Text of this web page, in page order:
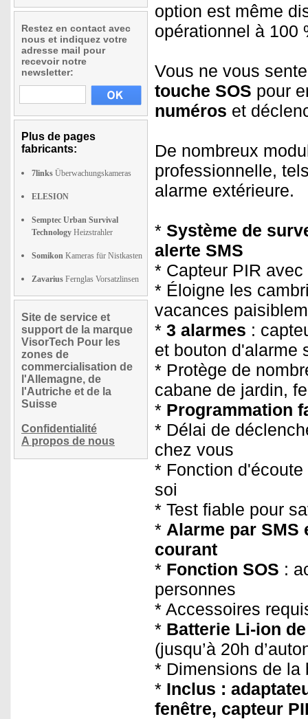
Restez en contact avec
nous et indiquez votre
adresse mail pour
recevoir notre
newsletter:
Plus de pages
fabricants:
7links Überwachungskameras
ELESION
Semptec Urban Survival
Technology Heizstrahler
Somikon Kameras für Nistkasten
Zavarius Fernglas Vorsatzlinsen
Site de service et
support de la marque
VisorTech Pour les
zones de
commercialisation de
l'Allemagne, de
l'Autriche et de la
Suisse
Confidentialité
A propos de nous
option est même
opérationnel à 100
Vous ne vous
touche SOS pour
numéros et
De nombreux
professionnelle,
alarme extérieure.
* Système de
alerte SMS
* Capteur PIR
* Éloigne les
vacances
* 3 alarmes :
et bouton d'alarme
* Protège de
cabane de jardin,
* Programmation
* Délai de
chez vous
* Fonction
soi
* Test fiable pour
* Alarme par SMS
courant
* Fonction SOS :
personnes
* Accessoires
* Batterie Li-ion
(jusqu’à 20h
* Dimensions de la
* Inclus :
fenêtre, capteur